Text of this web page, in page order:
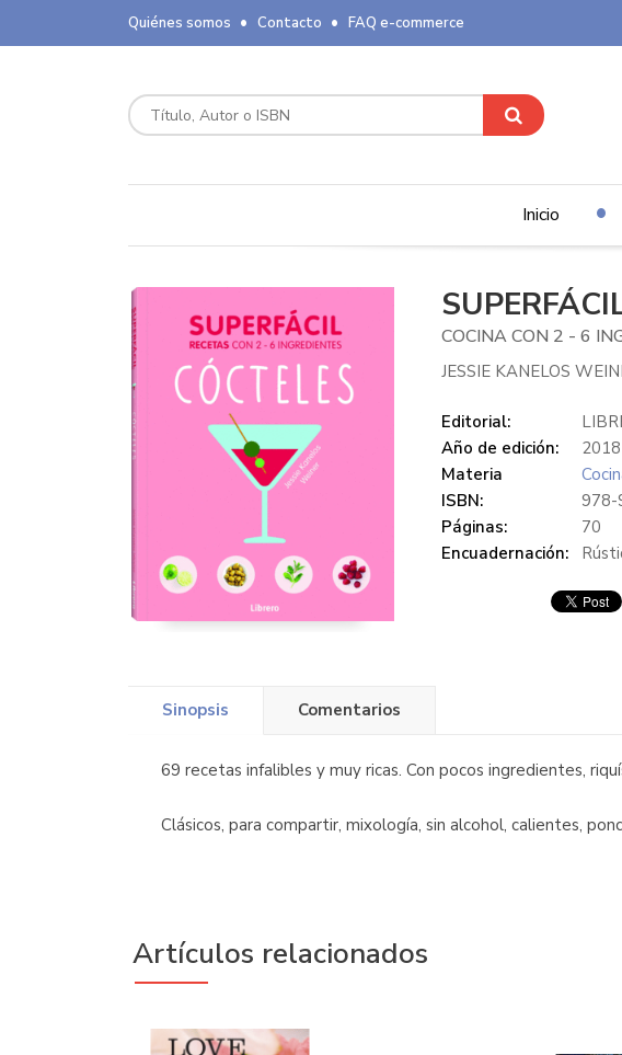
Quiénes somos Contacto FAQ e-commerce
Inicio
COCINA CON 2 - 6
JESSIE KANELOS
Editorial:
Año de edición:
2018
Materia
ISBN:
Páginas:
70
Encuadernación:
Sinopsis Comentarios
69 recetas infalibles y muy ricas. Con pocos ingredientes,
Clásicos, para compartir, mixología, sin alcohol, calientes,
Artículos relacionados